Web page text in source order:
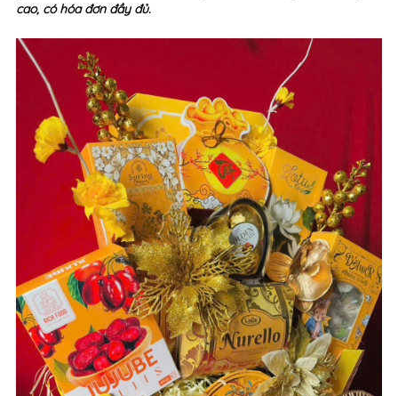
cao, có hóa đơn đầy đủ.